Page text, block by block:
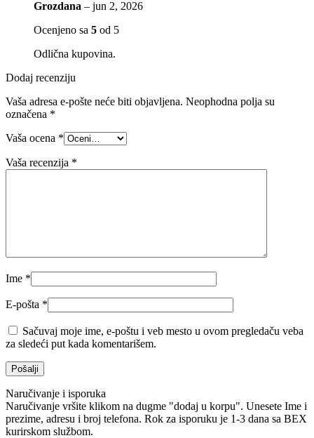
Grozdana – jun 2, 2026
Ocenjeno sa 5 od 5
Odlična kupovina.
Dodaj recenziju
Vaša adresa e-pošte neće biti objavljena. Neophodna polja su
označena *
Vaša ocena *
Vaša recenzija *
Ime *
E-pošta *
Sačuvaj moje ime, e-poštu i veb mesto u ovom pregledaču veba
za sledeći put kada komentarišem.
Naručivanje i isporuka
Naručivanje vršite klikom na dugme "dodaj u korpu". Unesete Ime i
prezime, adresu i broj telefona. Rok za isporuku je 1-3 dana sa BEX
kurirskom službom.